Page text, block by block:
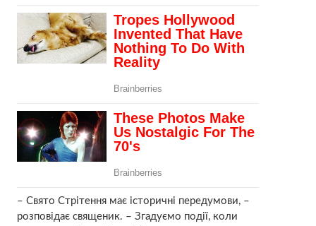
– Свято Стрітення має історичні передумови, –
розповідає священик. – Згадуємо події, коли